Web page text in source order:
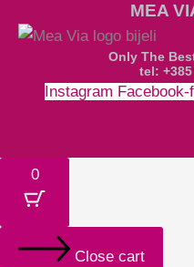
MEA
Only The
tel:
Instagram Facebook-f
0
Close cart